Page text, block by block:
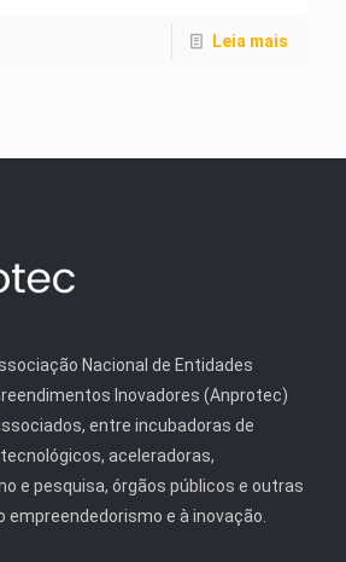
Leia mais
Nacional de Entidades
Inovadores (Anprotec)
entre incubadoras de
aceleradoras,
e pesquisa, órgãos públicos e outras
empreendedorismo e à inovação.